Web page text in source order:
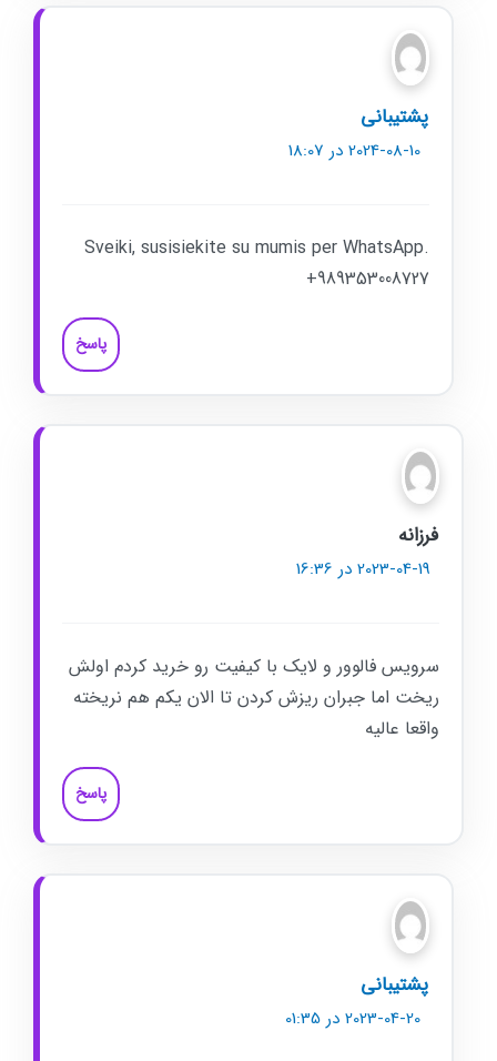
پشتیبانی
2024-08-10 در 18:07
Sveiki, susisiekite su mumis per WhatsApp.
+989353008727
پاسخ
فرزانه
2023-04-19 در 16:36
سرویس فالوور و لایک با کیفیت رو خرید کردم اولش
ریخت اما جبران ریزش کردن تا الان یکم هم نریخته
واقعا عالیه
پاسخ
پشتیبانی
2023-04-20 در 01:35